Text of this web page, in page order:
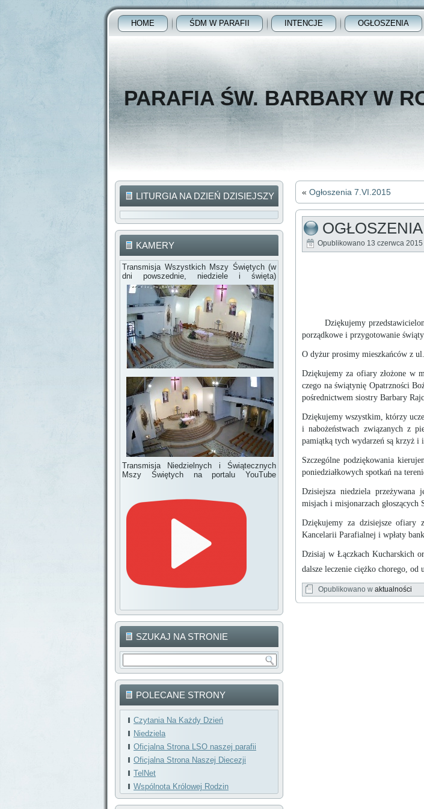
HOME ŚDM W PARAFII INTENCJE OGŁOSZENIA
PARAFIA ŚW. BARBARY W
LITURGIA NA DZIEŃ DZISIEJSZY
KAMERY
Transmisja Wszystkich Mszy Świętych (w
dni powszednie, niedziele i święta)
Transmisja Niedzielnych i Świątecznych
Mszy Świętych na portalu YouTube
SZUKAJ NA STRONIE
POLECANE STRONY
Czytania Na Każdy Dzień
Niedziela
Oficjalna Strona LSO naszej parafii
Oficjalna Strona Naszej Diecezji
TelNet
Wspólnota Królowej Rodzin
« Ogłoszenia 7.VI.2015
Opublikowano 13 czerwca 2015
Dziękujemy przedstawicielom
porządkowe i przygotowanie
O dyżur prosimy mieszkańców z ul.
Dziękujemy za ofiary złożone w
czego na świątynię Opatrzności
pośrednictwem siostry Barbary
Dziękujemy wszystkim, którzy
i nabożeństwach związanych z
pamiątką tych wydarzeń są krzyż i
Szczególne podziękowania
poniedziałkowych spotkań na
Dzisiejsza niedziela
misjach i misjonarzach głoszących
Dziękujemy za dzisiejsze ofiary
Kancelarii Parafialnej i wpłaty
Dzisiaj w Łączkach Kucharskich
dalsze leczenie ciężko chorego,
Opublikowano w aktualności